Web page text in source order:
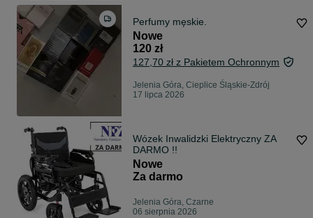
Perfumy męskie.
Nowe
120 zł
127,70 zł z Pakietem Ochronnym
Jelenia Góra, Cieplice Śląskie-Zdrój
17 lipca 2026
Wózek Inwalidzki Elektryczny ZA
DARMO !!
Nowe
Za darmo
Jelenia Góra, Czarne
06 sierpnia 2026